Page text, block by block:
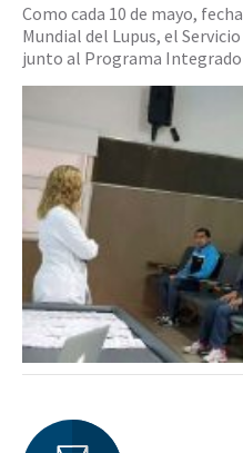
Como cada 10 de mayo,
Mundial del Lupus, el
junto al Programa